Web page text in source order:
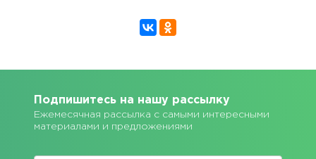
Подпишитесь на нашу рассылку
Ежемесячная рассылка с самыми интересными
материалами и предложениями